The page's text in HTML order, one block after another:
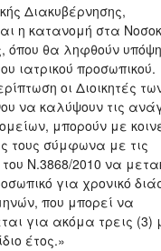
Διακυβέρνησης,
η κατανομή στα
όπου θα ληφθούν υπόψη
ιατρικού προσωπικού.
οι Διοικητές
να καλύψουν τις
μπορούν με
τους σύμφωνα με τις
Ν.3868/2010 να
για χρονικό
που μπορεί να
για ακόμα τρεις (3)
έτος.»